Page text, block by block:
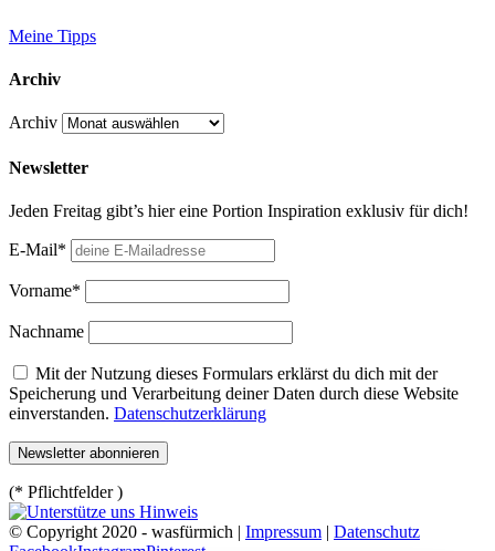
Meine Tipps
Archiv
Archiv
Newsletter
Jeden Freitag gibt’s hier eine Portion Inspiration exklusiv für dich!
E-Mail*
Vorname*
Nachname
Mit der Nutzung dieses Formulars erklärst du dich mit der
Speicherung und Verarbeitung deiner Daten durch diese Website
einverstanden. Datenschutzerklärung
(* Pflichtfelder )
© Copyright 2020 - wasfürmich | Impressum | Datenschutz